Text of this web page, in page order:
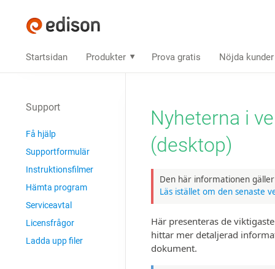
Startsidan Produkter Prova gratis Nöjda kunder
Nyheterna i
(desktop)
Den här informationen
Läs istället om den senaste
Här presenteras de
hittar mer detaljerad
dokument.
Support
Få hjälp
Supportformulär
Instruktions­filmer
Hämta program
Serviceavtal
Licensfrågor
Ladda upp filer